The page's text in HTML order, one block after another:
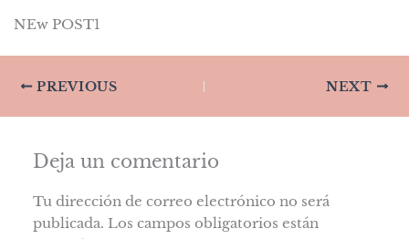
NEw POST1
PREVIOUS NEXT
Deja un comentario
Tu dirección de correo electrónico no será
publicada. Los campos obligatorios están